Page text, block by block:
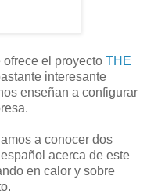
ofrece el proyecto THE
interesante
enseñan a configurar
a conocer dos
acerca de este
en calor y sobre